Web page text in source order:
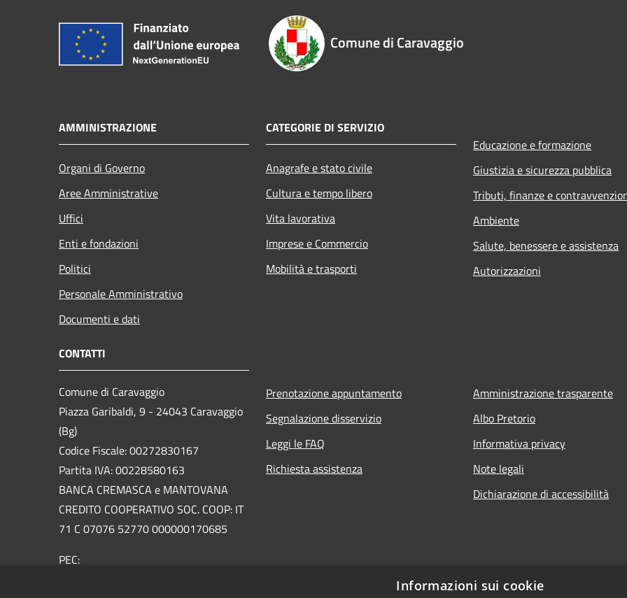
Comune di Caravaggio
AMMINISTRAZIONE
Organi di Governo
Aree Amministrative
Uffici
Enti e fondazioni
Politici
Personale Amministrativo
Documenti e dati
CATEGORIE DI SERVIZIO
Anagrafe e stato civile
Cultura e tempo libero
Vita lavorativa
Imprese e Commercio
Mobilità e trasporti
Educazione e formazione
Giustizia e sicurezza pubblica
Tributi, finanze e
Ambiente
Salute, benessere e assistenza
Autorizzazioni
CONTATTI
Comune di Caravaggio
Piazza Garibaldi, 9 - 24043 Caravaggio
(Bg)
Codice Fiscale: 00272830167
Partita IVA: 00228580163
BANCA CREMASCA e MANTOVANA
CREDITO COOPERATIVO SOC. COOP: IT
71 C 07076 52770 000000170685
PEC:
Prenotazione appuntamento
Segnalazione disservizio
Leggi le FAQ
Richiesta assistenza
Amministrazione trasparente
Albo Pretorio
Informativa privacy
Note legali
Dichiarazione di accessibilità
Informazioni sui cookie